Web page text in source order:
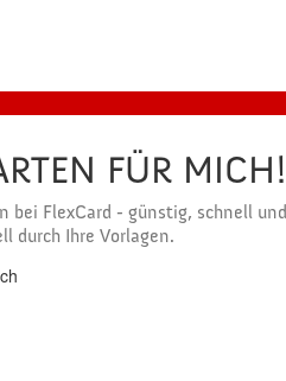
FÜR MICH!
bei FlexCard - günstig, schnell und
durch Ihre Vorlagen.